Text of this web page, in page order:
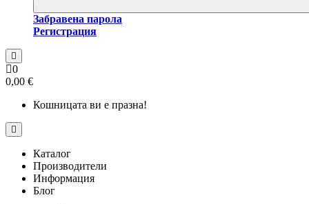
Забравена парола
Регистрация
0
0,00 €
Кошницата ви е празна!
Каталог
Производители
Информация
Блог